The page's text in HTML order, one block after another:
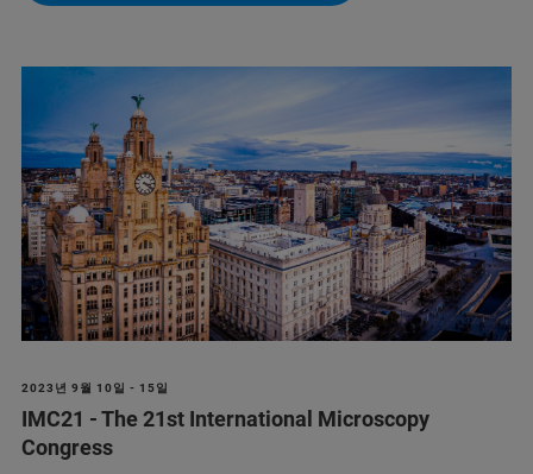
2023년 9월 10일 - 15일
IMC21 - The 21st International Microscopy
Congress